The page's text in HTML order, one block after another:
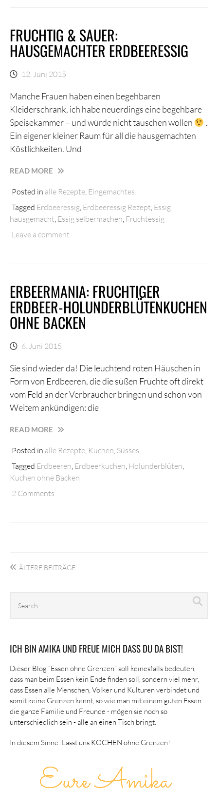
FRUCHTIG & SAUER:
HAUSGEMACHTER ERDBEERESSIG
12. Juni 2015
Manche Frauen haben einen begehbaren
Kleiderschrank, ich habe neuerdings eine begehbare
Speisekammer – und würde nicht tauschen wollen
.
Ein eigener kleiner Raum für all die hausgemachten
Köstlichkeiten. Und
READ MORE
FRUCHTIG
SAUER:
HAUSGEMACHTER
ERDBEERESSIG
Posted in alle Rezepte Eingemachtes
Tagged Erdbeeressig Erdbeeressig Rezept Essig
hausgemacht Essig selbermachen Fruchtessig
Leave a comment
ERBEERMANIA: FRUCHTIGER
ERDBEER-HOLUNDERBLÜTENKUCHEN
OHNE BACKEN
6. Juni 2015
Sie sind wieder da! Die leuchtend roten Häuschen in
Form von Erdbeeren, die die süßen Früchte oft direkt
vom Feld an der Verbraucher bringen und schon von
Weitem ankündigen: die
READ MORE
ERBEERMANIA:
ERDBEER-
HOLUNDERBLÜTENKUCHEN
OHNE
BACKEN
Posted in alle Rezepte Kuchen Süsses
Tagged Erdbeeren Erdbeerkuchen Holunderblüten
Kuchen ohne Backen
2 Comments
ÄLTERE BEITRÄGE
archives
ICH BIN AMIKA UND FREUE MICH DASS DU DA BIST!
Dieser Blog “Essen ohne Grenzen” soll keinesfalls bedeuten,
dass man beim Essen kein Ende finden soll, sondern viel mehr,
dass Essen alle Menschen, Völker und Kulturen verbindet und
somit keine Grenzen kennt, so wie man mit einem guten Essen
die ganze Familie und Freunde - mögen sie noch so
unterschiedlich sein - alle an einen Tisch bringt.
In diesem Sinne: Lasst uns KOCHEN ohne Grenzen!